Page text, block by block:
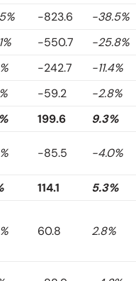
-823.6
-38.5%
-550.7
-25.8%
-242.7
-11.4%
-59.2
-2.8%
199.6
9.3%
-85.5 -4.0%
114.1
5.3%
60.8 2.8%